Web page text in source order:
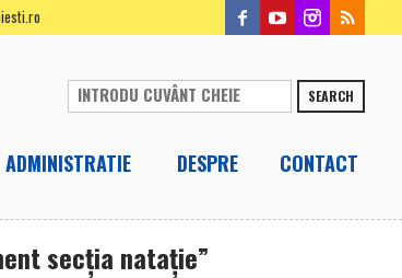
SEARCH
ADMINISTRATIE DESPRE CONTACT
secţia nataţie”